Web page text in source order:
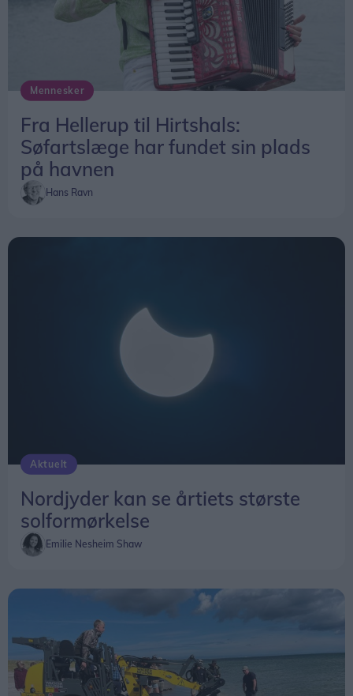
afgangstiderne.
Mennesker
Fra Hellerup til Hirtshals:
Søfartslæge har fundet sin plads
på havnen
Hans Ravn
Aktuelt
Nordjyder kan se årtiets største
solformørkelse
Emilie Nesheim Shaw